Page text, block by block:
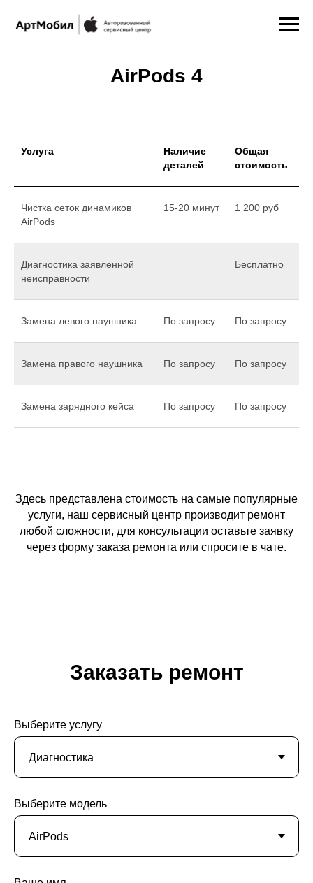
AirPods 4
Услуга
Наличие
деталей
Общая
стоимость
Чистка сеток динамиков
AirPods
15-20 минут 1 200 pуб
Диагностика заявленной
неисправности
Бесплатно
Замена левого наушника По запросу По запросу
Замена правого наушника По запросу По запросу
Замена зарядного кейса По запросу По запросу
Здесь представлена стоимость на самые популярные
услуги, наш сервисный центр производит ремонт
любой сложности, для консультации оставьте заявку
через форму заказа ремонта или спросите в чате.
Заказать ремонт
Выберите услугу
Выберите модель